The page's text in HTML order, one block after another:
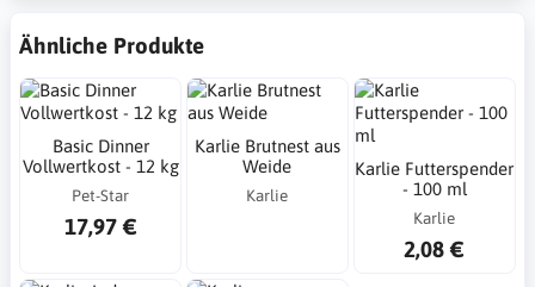
Ähnliche Produkte
Basic Dinner
Vollwertkost - 12 kg
Pet-Star
17,97 €
Karlie Brutnest aus
Weide
Karlie
Karlie Futterspender
- 100 ml
Karlie
2,08 €